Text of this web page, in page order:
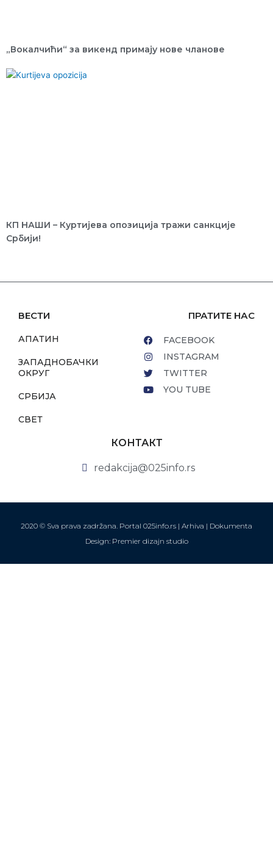
„Вокалчићи“ за викенд примају нове чланове
КП НАШИ – Куртијева опозиција тражи санкције
Србији!
ВЕСТИ
АПАТИН
ЗАПАДНОБАЧКИ
ОКРУГ
СРБИЈА
СВЕТ
ПРАТИТЕ НАС
FACEBOOK
INSTAGRAM
TWITTER
YOU TUBE
КОНТАКТ
redakcija@025info.rs
2020 © Sva prava zadržana. Portal 025info.rs | Arhiva | Dokumenta
Design: Premier dizajn studio